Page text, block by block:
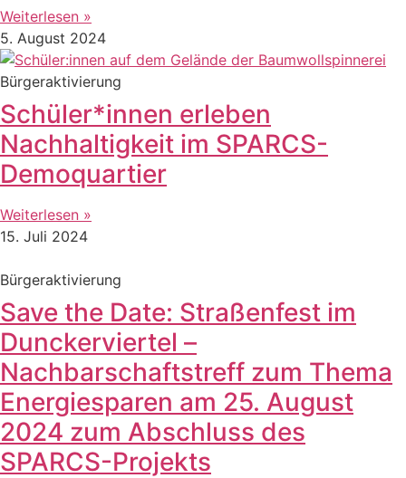
Weiterlesen »
5. August 2024
Bürgeraktivierung
Schüler*innen erleben
Nachhaltigkeit im SPARCS-
Demoquartier
Weiterlesen »
15. Juli 2024
Bürgeraktivierung
Save the Date: Straßenfest im
Dunckerviertel –
Nachbarschaftstreff zum Thema
Energiesparen am 25. August
2024 zum Abschluss des
SPARCS-Projekts